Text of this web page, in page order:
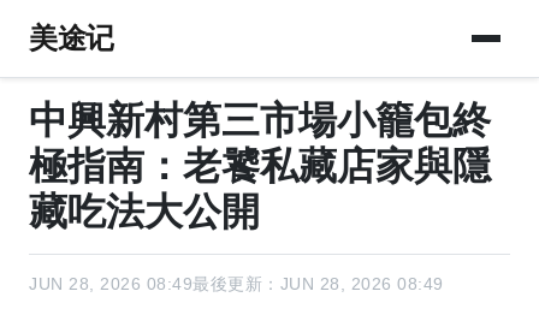
美途记
中興新村第三市場小籠包終
極指南：老饕私藏店家與隱
藏吃法大公開
JUN 28, 2026 08:49最後更新：JUN 28, 2026 08:49